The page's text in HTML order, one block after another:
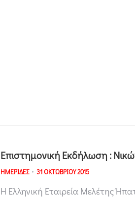
Επιστημονική Εκδήλωση :
ΗΜΕΡΙΔΕΣ 31 ΟΚΤΩΒΡΙΟΥ 2015
Η Ελληνική Εταιρεία Μελέτης